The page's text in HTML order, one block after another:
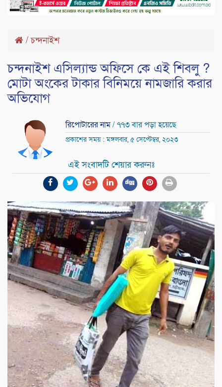
/চন্দনাইশ
চন্দনাইশ এসিল্যান্ড অফিসে কে এই শিবলু ?
মোটা অংকের টাকার বিনিময়ে নামজারি করার
অভিযোগ
রিপোটারের নাম/ ৭৭৩ বার পড়া হয়েছে
প্রকাশের সময় : মঙ্গলবার, ৫ সেপ্টেম্বর, ২০২৩
এই সংবাদটি শেয়ার করুনঃ